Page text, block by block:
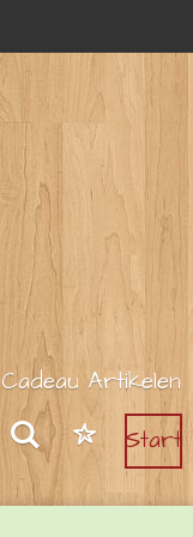
Cadeau Artikelen
Start